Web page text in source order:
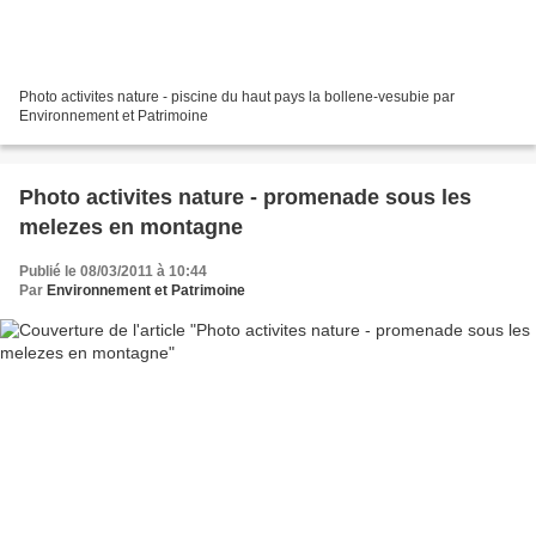
Photo activites nature - piscine du haut pays la bollene-vesubie par
Environnement et Patrimoine
Photo activites nature - promenade sous les
melezes en montagne
Publié le 08/03/2011 à 10:44
Par Environnement et Patrimoine